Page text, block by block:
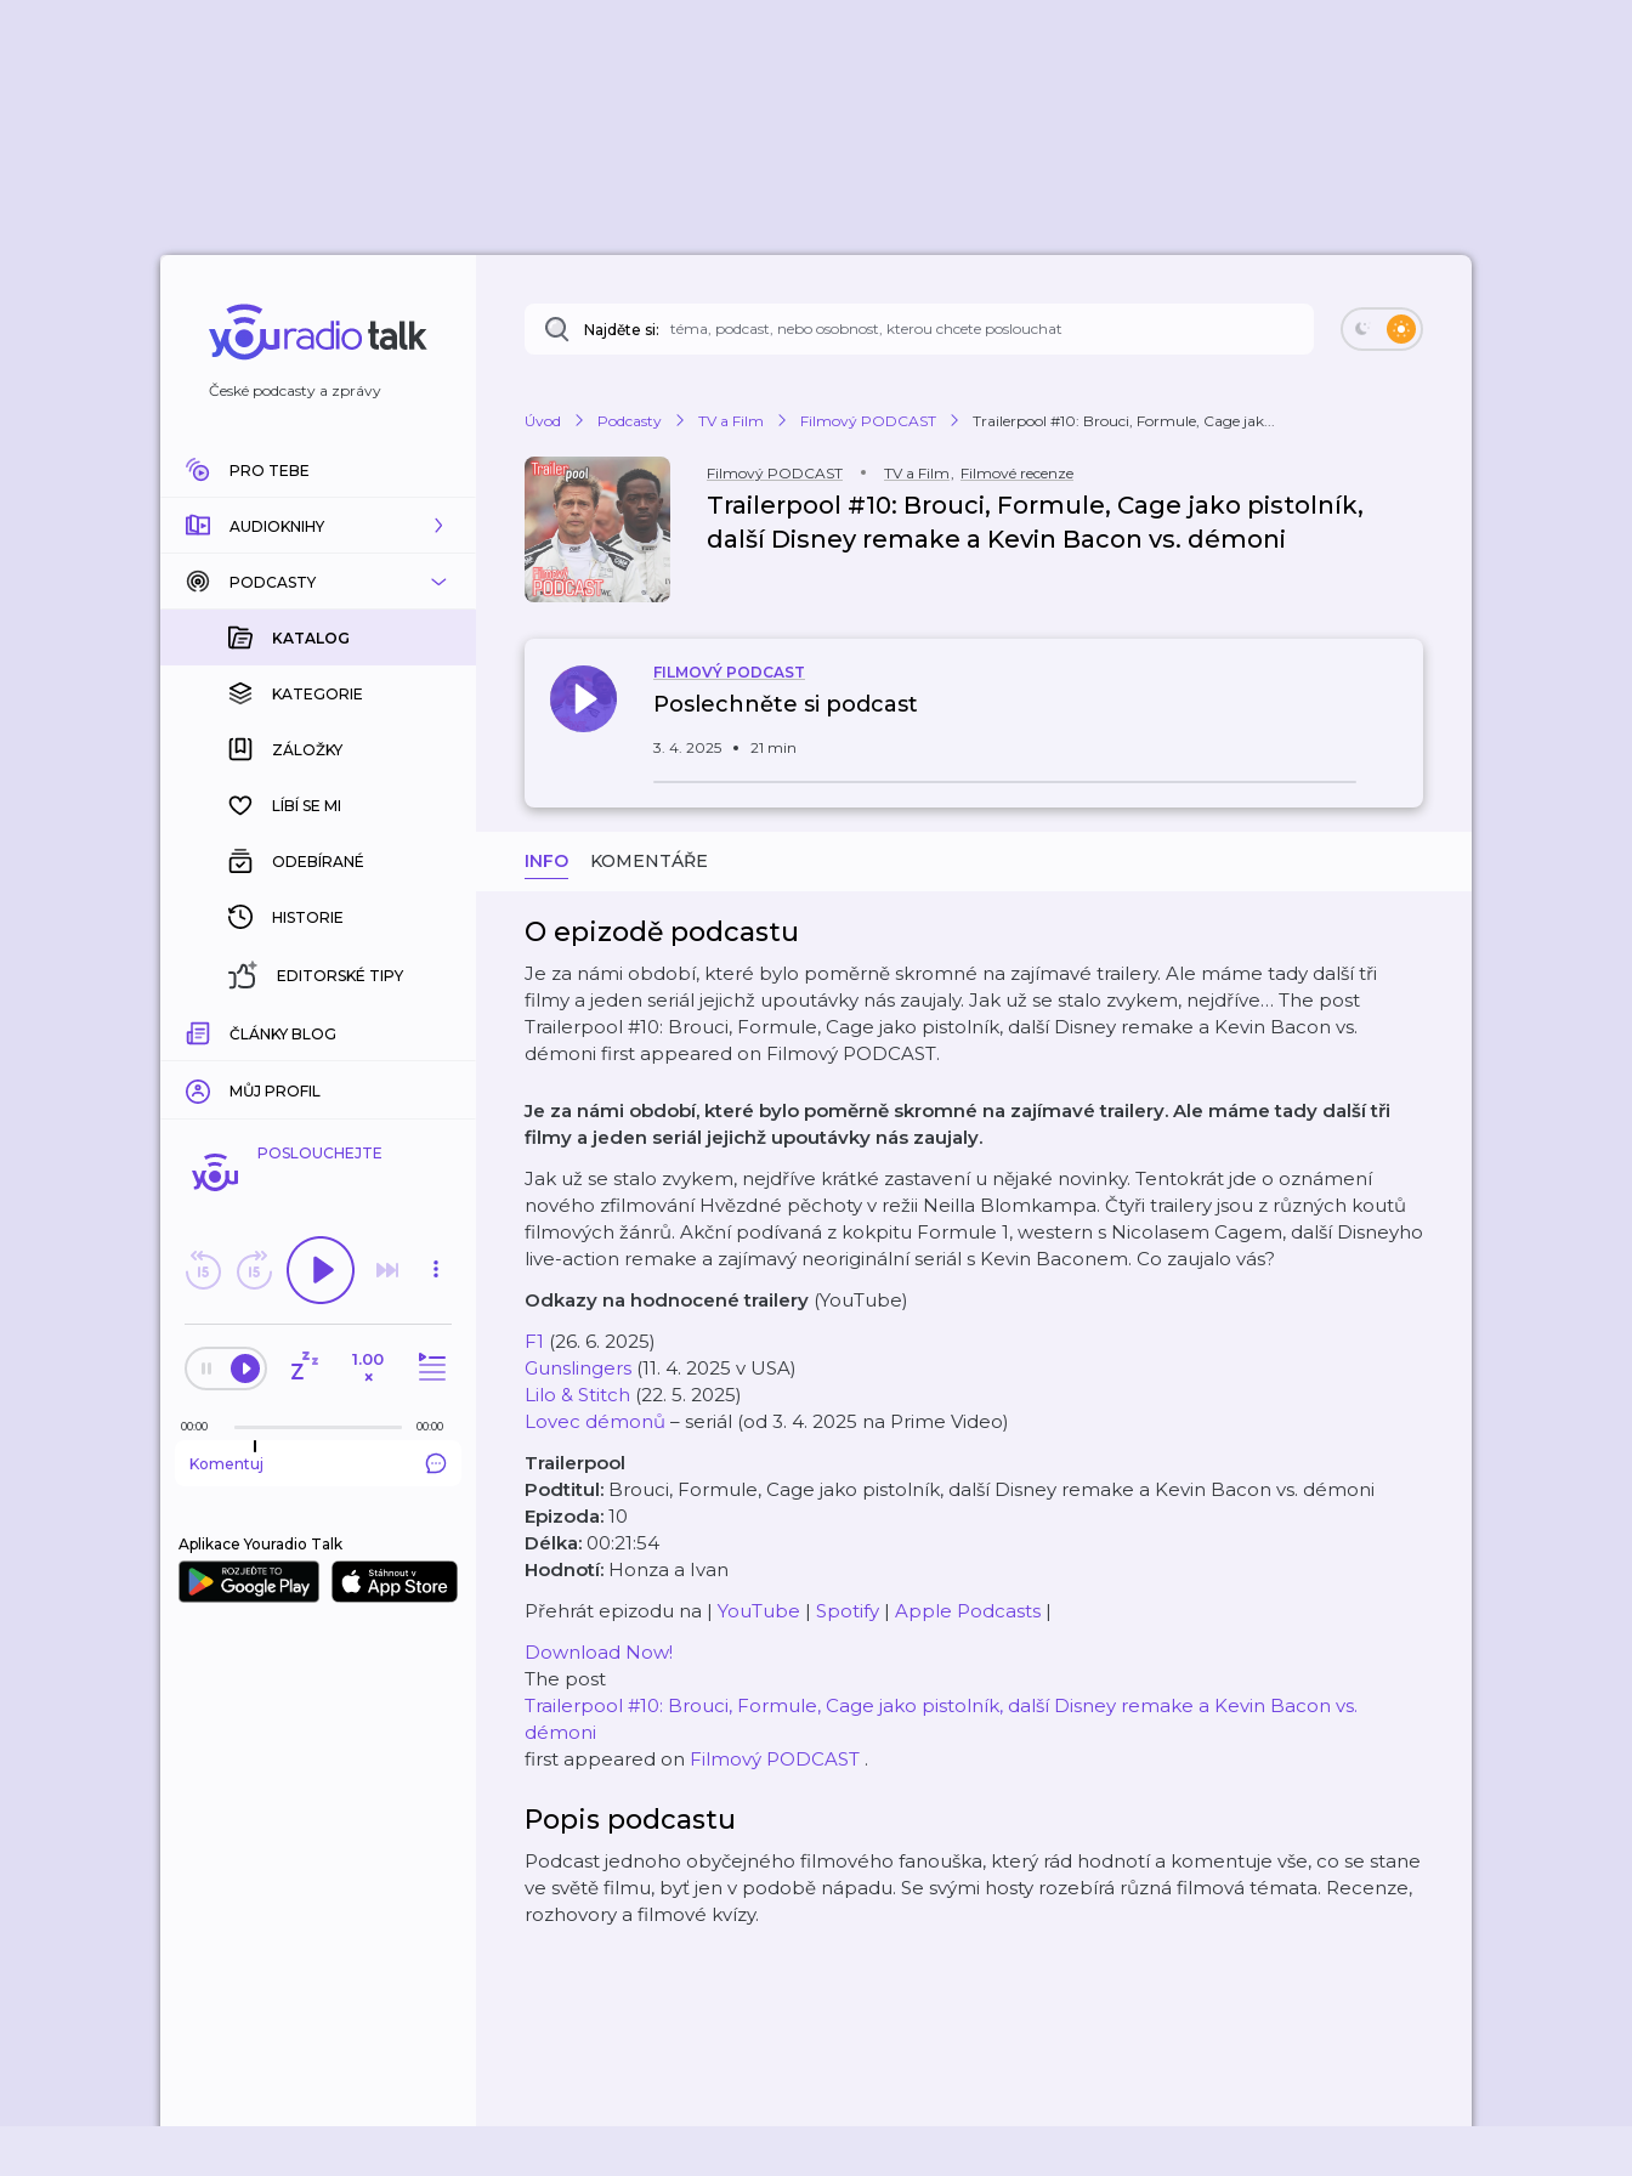
České podcasty a zprávy
PRO TEBE
AUDIOKNIHY
KATALOG
KOUPENÉ
KATEGORIE
ZÁLOŽKY
HISTORIE
PODCASTY
KATALOG
KATEGORIE
ZÁLOŽKY
LÍBÍ SE MI
ODEBÍRANÉ
HISTORIE
EDITORSKÉ TIPY
ČLÁNKY BLOG
MŮJ PROFIL
POSLOUCHEJTE
1.00
×
00:00 00:00
Komentuj
Aplikace Youradio Talk
Najděte si:
Úvod Podcasty TV a Film Filmový PODCAST Trailerpool #10: Brouci, Formule, Cage jak...
Filmový PODCAST TV a Film, Filmové recenze
Trailerpool #10: Brouci, Formule, Cage jako pistolník,
další Disney remake a Kevin Bacon vs. démoni
FILMOVÝ PODCAST
Poslechněte si podcast
3. 4. 2025 21 min
INFO KOMENTÁŘE
O epizodě podcastu
Je za námi období, které bylo poměrně skromné na zajímavé trailery. Ale máme tady další tři
filmy a jeden seriál jejichž upoutávky nás zaujaly. Jak už se stalo zvykem, nejdříve… The post
Trailerpool #10: Brouci, Formule, Cage jako pistolník, další Disney remake a Kevin Bacon vs.
démoni first appeared on Filmový PODCAST.
Je za námi období, které bylo poměrně skromné na zajímavé trailery. Ale máme tady další tři
filmy a jeden seriál jejichž upoutávky nás zaujaly.
Jak už se stalo zvykem, nejdříve krátké zastavení u nějaké novinky. Tentokrát jde o oznámení
nového zfilmování Hvězdné pěchoty v režii Neilla Blomkampa. Čtyři trailery jsou z různých koutů
filmových žánrů. Akční podívaná z kokpitu Formule 1, western s Nicolasem Cagem, další Disneyho
live-action remake a zajímavý neoriginální seriál s Kevin Baconem. Co zaujalo vás?
Odkazy na hodnocené trailery (YouTube)
F1 (26. 6. 2025)
Gunslingers (11. 4. 2025 v USA)
Lilo & Stitch (22. 5. 2025)
Lovec démonů – seriál (od 3. 4. 2025 na Prime Video)
Trailerpool
Podtitul: Brouci, Formule, Cage jako pistolník, další Disney remake a Kevin Bacon vs. démoni
Epizoda: 10
Délka: 00:21:54
Hodnotí: Honza a Ivan
Přehrát epizodu na | YouTube | Spotify | Apple Podcasts |
Download Now!
The post
Trailerpool #10: Brouci, Formule, Cage jako pistolník, další Disney remake a Kevin Bacon vs.
démoni
first appeared on Filmový PODCAST .
Popis podcastu
Podcast jednoho obyčejného filmového fanouška, který rád hodnotí a komentuje vše, co se stane
ve světě filmu, byť jen v podobě nápadu. Se svými hosty rozebírá různá filmová témata. Recenze,
rozhovory a filmové kvízy.